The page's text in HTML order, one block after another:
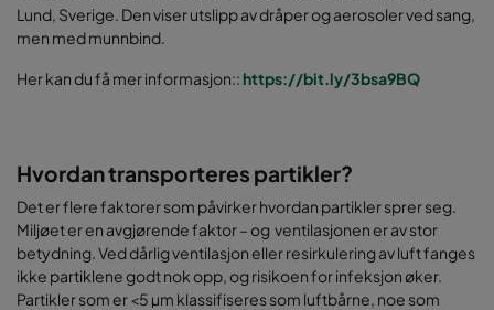
Lund, Sverige. Den viser utslipp av dråper og aerosoler ved sang,
men med munnbind.
Her kan du få mer informasjon:: https://bit.ly/3bsa9BQ
Hvordan transporteres partikler?
Det er flere faktorer som påvirker hvordan partikler sprer seg.
Miljøet er en avgjørende faktor – og ventilasjonen er av stor
betydning. Ved dårlig ventilasjon eller resirkulering av luft fanges
ikke partiklene godt nok opp, og risikoen for infeksjon øker.
Partikler som er <5 µm klassifiseres som luftbårne, noe som